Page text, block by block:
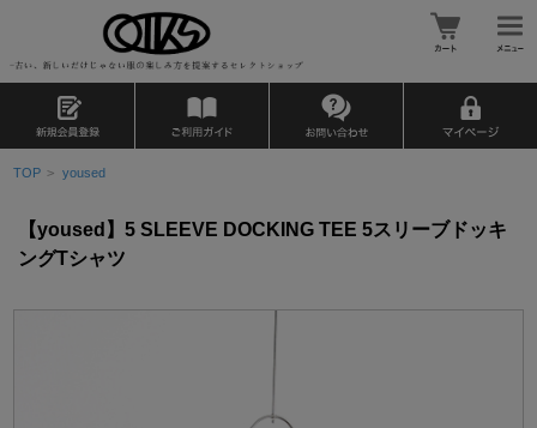
TOP > yoused
【yoused】5 SLEEVE DOCKING TEE 5スリーブドッキ
ングTシャツ